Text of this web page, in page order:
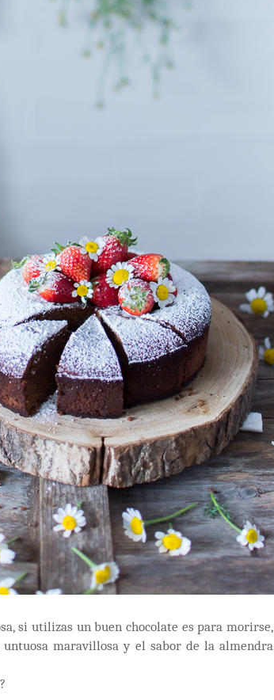
si utilizas un buen chocolate es para morirse,
maravillosa y el sabor de la almendra